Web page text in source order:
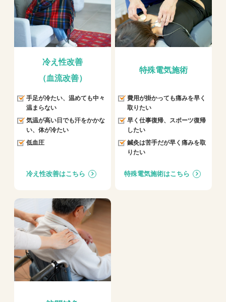
冷え性改善
（血流改善）
手足が冷たい、温めても中々
温まらない
気温が高い日でも汗をかかな
い、体が冷たい
低血圧
冷え性改善はこちら
特殊電気施術
費用が掛かっても痛みを早く
取りたい
早く仕事復帰、スポーツ復帰
したい
鍼灸は苦手だが早く痛みを取
りたい
特殊電気施術はこちら